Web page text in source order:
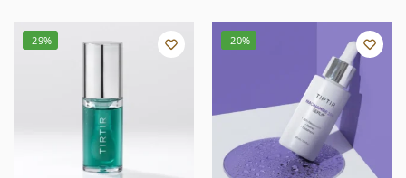
-29% -20%